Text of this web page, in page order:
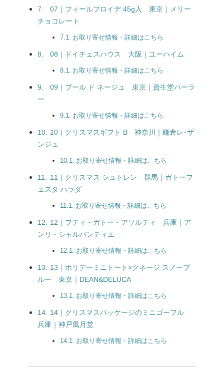
07｜フィールフロイデ 45g入 東京｜メリー
チョコレート
お取り寄せ情報・詳細はこちら
08｜ドイチェスハウス 大阪｜ユーハイム
お取り寄せ情報・詳細はこちら
09｜ブール ド ネージュ 東京｜資生堂パーラ
ー
お取り寄せ情報・詳細はこちら
10｜クリスマスギフト B 神奈川｜鎌倉レ･ザ
ンジュ
お取り寄せ情報・詳細はこちら
11｜クリスマス シュトレン 群馬｜ガトーフ
ェスタ ハラダ
お取り寄せ情報・詳細はこちら
12｜プティ・ガトー・アソルティ 兵庫｜ア
ンリ・シャルパンティエ
お取り寄せ情報・詳細はこちら
13｜ホリデーミニトート×クネージ スノーブ
ルー 東京｜DEAN&DELUCA
お取り寄せ情報・詳細はこちら
14｜クリスマスパッケージのミニゴーフル
兵庫｜神戸風月堂
お取り寄せ情報・詳細はこちら